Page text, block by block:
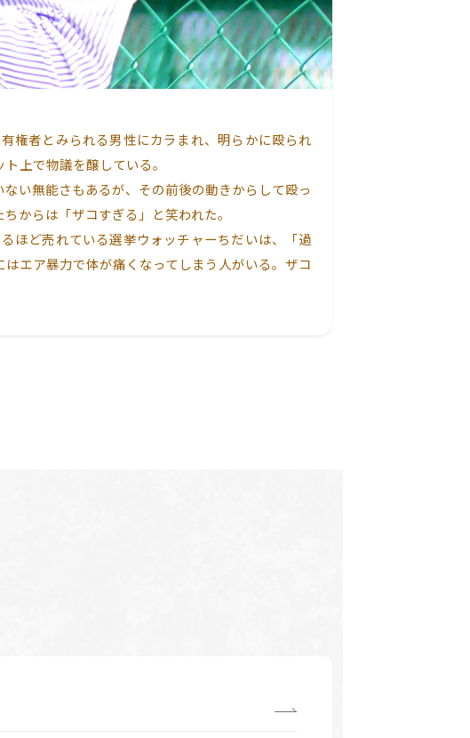
権者とみられる男性にカラまれ、明らかに殴られ
上で物議を醸している。
い無能さもあるが、その前後の動きからして殴っ
からは「ザコすぎる」と笑われた。
ほど売れている選挙ウォッチャーちだいは、「過
エア暴力で体が痛くなってしまう人がいる。ザコ